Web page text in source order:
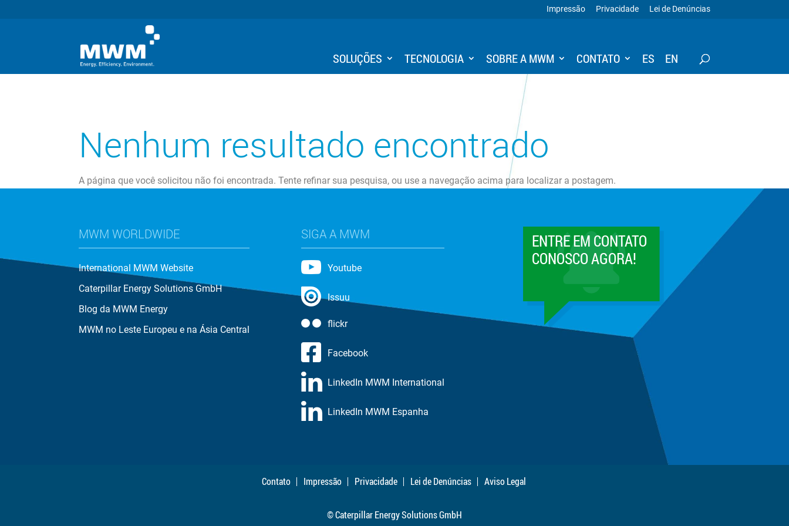
Impressão Privacidade Lei de Denúncias
SOLUÇÕES TECNOLOGIA SOBRE A MWM CONTATO ES EN
Nenhum resultado encontrado
A página que você solicitou não foi encontrada. Tente refinar sua pesquisa, ou use a navegação acima para localizar a postagem.
MWM WORLDWIDE
International MWM Website
Caterpillar Energy Solutions GmbH
Blog da MWM Energy
MWM no Leste Europeu e na Ásia Central
SIGA A MWM
Youtube
Issuu
flickr
Facebook
LinkedIn MWM International
LinkedIn MWM Espanha
ENTRE EM CONTATO
CONOSCO AGORA!
Contato Impressão Privacidade Lei de Denúncias Aviso Legal
© Caterpillar Energy Solutions GmbH